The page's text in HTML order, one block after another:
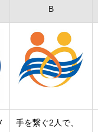
B
手を繋ぐ2人で、